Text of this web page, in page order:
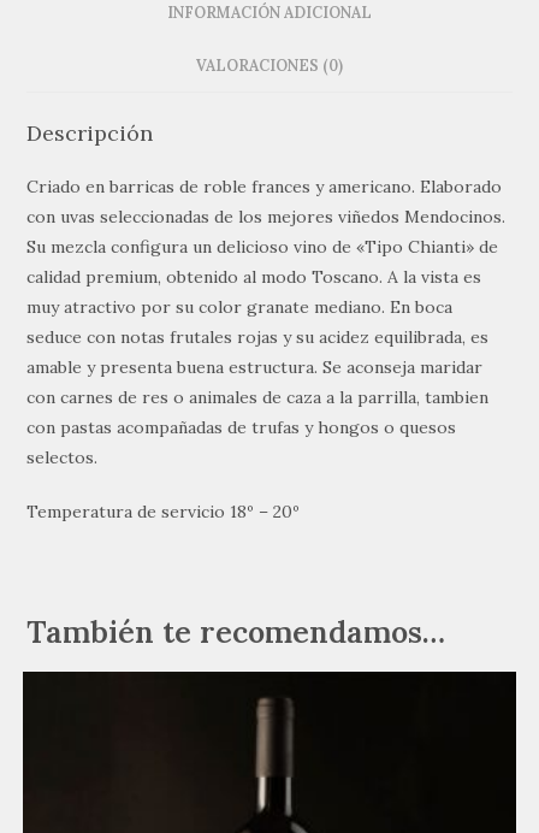
INFORMACIÓN ADICIONAL
VALORACIONES (0)
Descripción
Criado en barricas de roble frances y americano. Elaborado
con uvas seleccionadas de los mejores viñedos Mendocinos.
Su mezcla configura un delicioso vino de «Tipo Chianti» de
calidad premium, obtenido al modo Toscano. A la vista es
muy atractivo por su color granate mediano. En boca
seduce con notas frutales rojas y su acidez equilibrada, es
amable y presenta buena estructura. Se aconseja maridar
con carnes de res o animales de caza a la parrilla, tambien
con pastas acompañadas de trufas y hongos o quesos
selectos.
Temperatura de servicio 18º – 20º
También te recomendamos…